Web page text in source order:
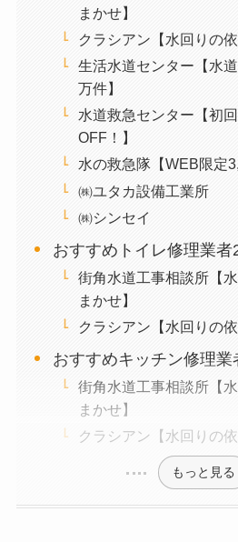
まかせ】
クラシアン【水回りの
生活水道センター【水
万件】
水道救急センター【初
OFF！】
水の救急隊【WEB限定
㈱ユタカ設備工業所
㈱シンセイ
おすすめトイレ修理業者
街角水道工事相談所【
まかせ】
クラシアン【水回りの
おすすめキッチン修理業
街角水道工事相談所【
まかせ】
クラシアン【水回りの
もっと見る